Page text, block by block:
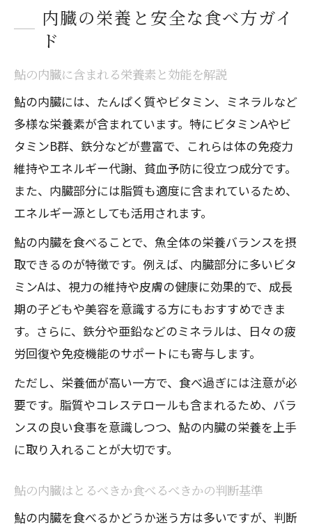
内臓の栄養と安全な食べ方ガイ
ド
鮎の内臓に含まれる栄養素と効能を解説
鮎の内臓には、たんぱく質やビタミン、ミネラルなど
多様な栄養素が含まれています。特にビタミンAやビ
タミンB群、鉄分などが豊富で、これらは体の免疫力
維持やエネルギー代謝、貧血予防に役立つ成分です。
また、内臓部分には脂質も適度に含まれているため、
エネルギー源としても活用されます。
鮎の内臓を食べることで、魚全体の栄養バランスを摂
取できるのが特徴です。例えば、内臓部分に多いビタ
ミンAは、視力の維持や皮膚の健康に効果的で、成長
期の子どもや美容を意識する方にもおすすめできま
す。さらに、鉄分や亜鉛などのミネラルは、日々の疲
労回復や免疫機能のサポートにも寄与します。
ただし、栄養価が高い一方で、食べ過ぎには注意が必
要です。脂質やコレステロールも含まれるため、バラ
ンスの良い食事を意識しつつ、鮎の内臓の栄養を上手
に取り入れることが大切です。
鮎の内臓はとるべきか食べるべきかの判断基準
鮎の内臓を食べるかどうか迷う方は多いですが、判断